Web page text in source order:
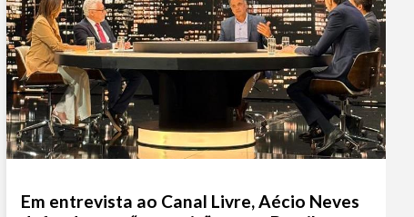
Em entrevista ao Canal Livre, Aécio Neves